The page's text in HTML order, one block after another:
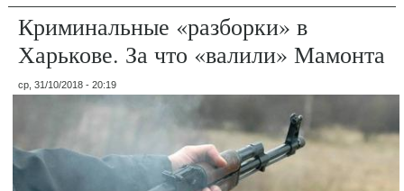
Криминальные «разборки» в
Харькове. За что «валили» Мамонта
ср, 31/10/2018 - 20:19